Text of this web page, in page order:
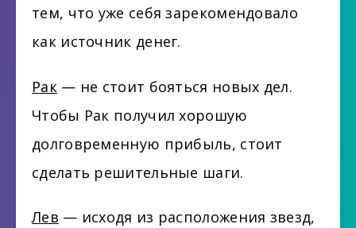
тем, что уже себя зарекомендовало
как источник денег.
Рак — не стоит бояться новых дел.
Чтобы Рак получил хорошую
долговременную прибыль, стоит
сделать решительные шаги.
Лев — исходя из расположения звезд,